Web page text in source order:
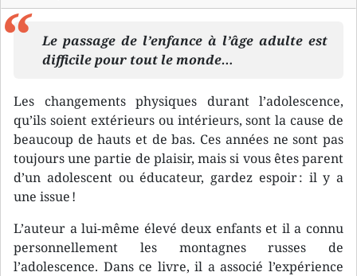
Le passage de l’enfance à l’âge adulte est
difficile pour tout le monde…
Les changements physiques durant l’adolescence,
qu’ils soient extérieurs ou intérieurs, sont la cause de
beaucoup de hauts et de bas. Ces années ne sont pas
toujours une partie de plaisir, mais si vous êtes parent
d’un adolescent ou éducateur, gardez espoir : il y a
une issue !
L’auteur a lui-même élevé deux enfants et il a connu
personnellement les montagnes russes de
l’adolescence. Dans ce livre, il a associé l’expérience